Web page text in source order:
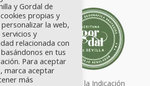
por Origen. Sellos de la Indicación
y Gordal de
propias y
la web,
y
relacionada con
en tus
Para aceptar
marca aceptar
más